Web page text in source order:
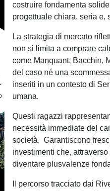
costruire fondamenta
progettuale chiara, seria e,
La strategia di mercato
non si limita a comprare
come Manquant, Bacchin,
del caso né una
inseriti in un contesto di
umana.
Questi ragazzi
necessità immediate del
società. Garantiscono
investimenti che,
diventare plusvalenze
Il percorso tracciato dai